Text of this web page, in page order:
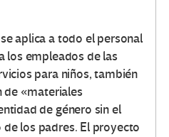
aplica a todo el personal
los empleados de las
para niños, también
de «materiales
de género sin el
los padres. El proyecto